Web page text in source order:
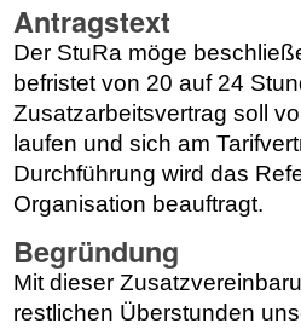
Antragstext
Der StuRa möge
befristet von 20 auf 24
Zusatzarbeitsvertrag soll
laufen und sich am
Durchführung wird das
Organisation beauftragt.
Begründung
Mit dieser
restlichen Überstunden